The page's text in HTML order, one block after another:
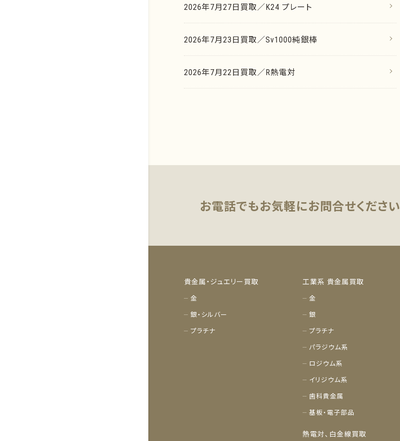
2026年7月27日買取／K24 プレート
2026年7月23日買取／Sv1000純銀棒
2026年7月22日買取／R熱電対
お電話でもお気軽にお問合せください
貴金属・ジュエリー買取
金
銀・シルバー
プラチナ
工業系 貴金属買取
金
銀
プラチナ
パラジウム系
ロジウム系
イリジウム系
歯科貴金属
基板・電子部品
熱電対、白金線買取